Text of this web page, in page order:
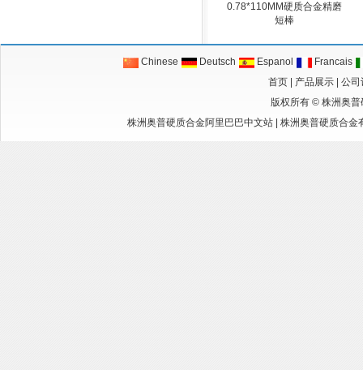
0.78*110MM硬质合金精磨
短棒
Chinese Deutsch Espanol
Francais
首页
产品展示
公司
版权所有 © 株洲奥普
株洲奥普硬质合金阿里巴巴中文站| 株洲奥普硬质合金